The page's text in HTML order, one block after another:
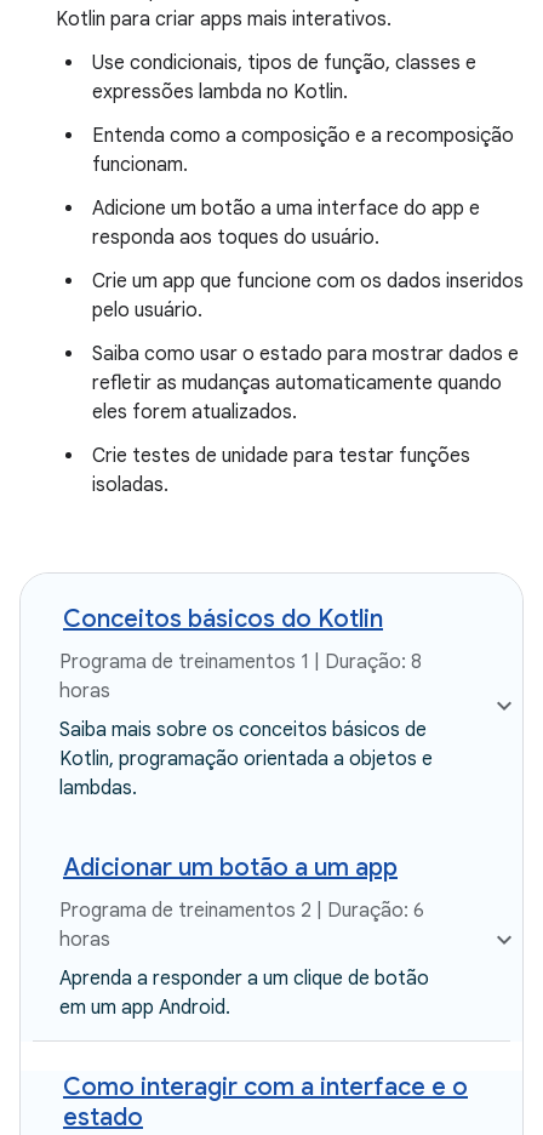
Kotlin para criar apps mais interativos.
Use condicionais, tipos de função, classes e
expressões lambda no Kotlin.
Entenda como a composição e a recomposição
funcionam.
Adicione um botão a uma interface do app e
responda aos toques do usuário.
Crie um app que funcione com os dados inseridos
pelo usuário.
Saiba como usar o estado para mostrar dados e
refletir as mudanças automaticamente quando
eles forem atualizados.
Crie testes de unidade para testar funções
isoladas.
Conceitos básicos do Kotlin
Programa de treinamentos 1 | Duração: 8
horas
Saiba mais sobre os conceitos básicos de
Kotlin, programação orientada a objetos e
lambdas.
Adicionar um botão a um app
Programa de treinamentos 2 | Duração: 6
horas
Aprenda a responder a um clique de botão
em um app Android.
Como interagir com a interface e o
estado